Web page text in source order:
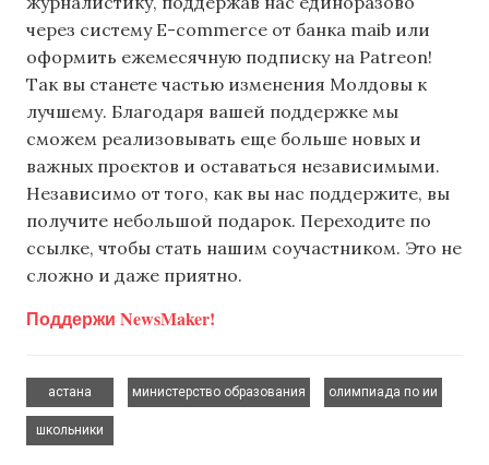
через систему E-commerce от банка maib или
оформить ежемесячную подписку на Patreon!
Так вы станете частью изменения Молдовы к
лучшему. Благодаря вашей поддержке мы
сможем реализовывать еще больше новых и
важных проектов и оставаться независимыми.
Независимо от того, как вы нас поддержите, вы
получите небольшой подарок. Переходите по
ссылке, чтобы стать нашим соучастником. Это не
сложно и даже приятно.
Поддержи NewsMaker!
астана
министерство образования
олимпиада по ии
школьники